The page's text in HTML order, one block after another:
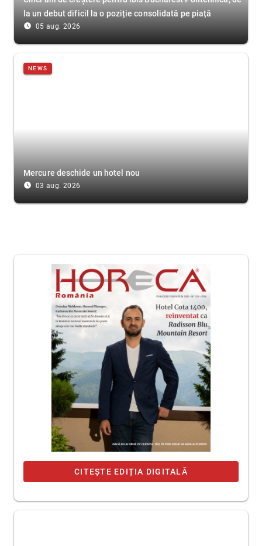
la un debut dificil la o poziție consolidată pe piață
access_time_filled 05 aug. 2026
NEWS
Mercure deschide un hotel nou
access_time_filled 03 aug. 2026
CITEȘTE EDIȚIA DIGITALĂ